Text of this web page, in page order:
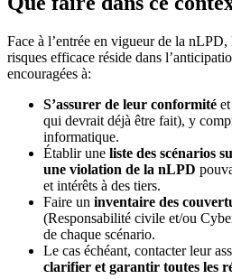
Face à l’entrée en vigueur de la nLPD,
risques efficace réside dans
encouragées à:
S’assurer de leur conformité
qui devrait déjà être fait), y
informatique.
Établir une liste des scénarios
une violation de la nLPD
et intérêts à des tiers.
Faire un inventaire des
(Responsabilité civile et/ou
de chaque scénario.
Le cas échéant, contacter leur
clarifier et garantir toutes les